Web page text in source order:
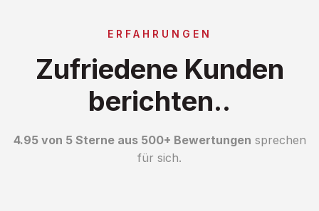
ERFAHRUNGEN
Zufriedene Kunden
berichten..
4.95 von 5 Sterne aus 500+ Bewertungen sprechen
für sich.